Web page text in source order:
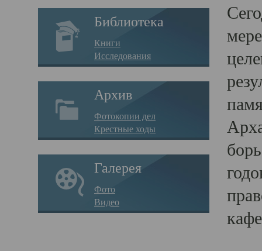
Библиотека
Книги
Исследования
Архив
Фотокопии дел
Крестные ходы
Галерея
Фото
Видео